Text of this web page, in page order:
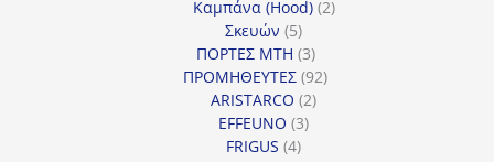
Καμπάνα (Hood) 22
Σκευών 55
προϊόντα
ΠΟΡΤΕΣ MTH 33
προϊόντα
ΠΡΟΜΗΘΕΥΤΕΣ 9292
ARISTARCO 22
EFFEUNO 33
FRIGUS 44